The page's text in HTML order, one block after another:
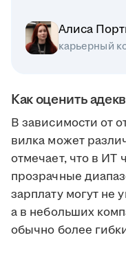
Алиса
карьерный
Как оценить
В зависимости от
вилка может
отмечает, что в ИТ
прозрачные
зарплату могут не
а в небольших
обычно более